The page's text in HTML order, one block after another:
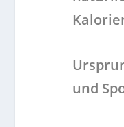
und